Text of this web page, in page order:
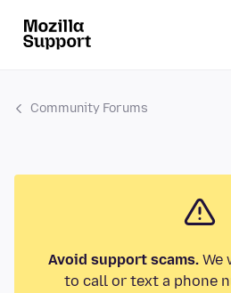
Community Forums
Avoid support scams.We
to call or text a phone